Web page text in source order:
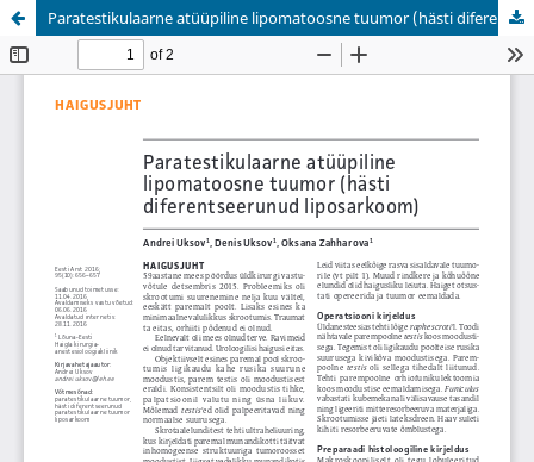
Paratestikulaarne atüüpiline lipomatoosne tuumor (hästi diferentseerunud liposarkoom)